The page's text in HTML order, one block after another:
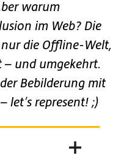
warum
im Web? Die
die Offline-Welt,
und umgekehrt.
Bebilderung mit
let’s represent! ;)